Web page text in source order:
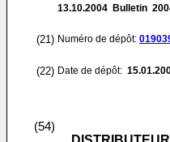
13.10.2004 Bulletin
(21) Numéro de dépôt:
(22) Date de dépôt:
(54)